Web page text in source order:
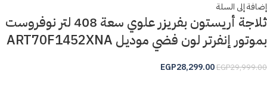
إضافة إلى السلة
ثلاجة أريستون بفريزر علوي سعة 408 لتر نوفروست
بموتور إنفرتر لون فضي موديل ART70F1452XNA
EGP29,999.00
EGP28,299.00